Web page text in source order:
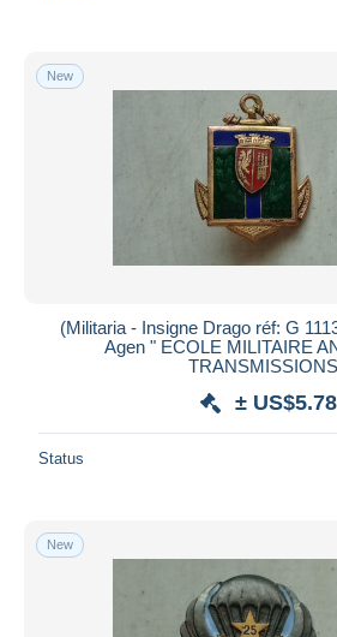
New
(Militaria - Insigne Drago réf: G
Agen " ECOLE MILITAIRE
± US$5.78
Status
New